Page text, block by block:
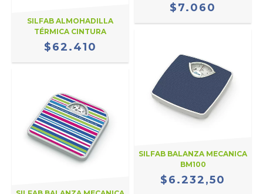
SILFAB ALMOHADILLA
TÉRMICA CINTURA
$62.410
$7.060
SILFAB BALANZA MECANICA
BM100
$6.232,50